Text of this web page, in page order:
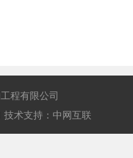
程有限公司
技术支持： 中网互联